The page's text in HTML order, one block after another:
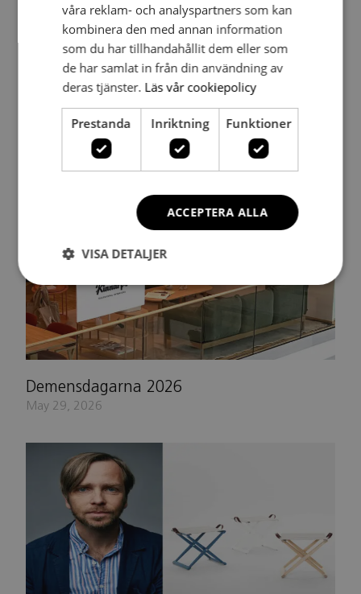
Opening hours during the summer
June 30, 2026
Demensdagarna 2026
May 29, 2026
våra reklam- och analyspartners som kan
kombinera den med annan information
som du har tillhandahållit dem eller som
de har samlat in från din användning av
deras tjänster. Läs vår cookiepolicy
Prestanda Inriktning Funktioner
ACCEPTERA ALLA
VISA DETALJER